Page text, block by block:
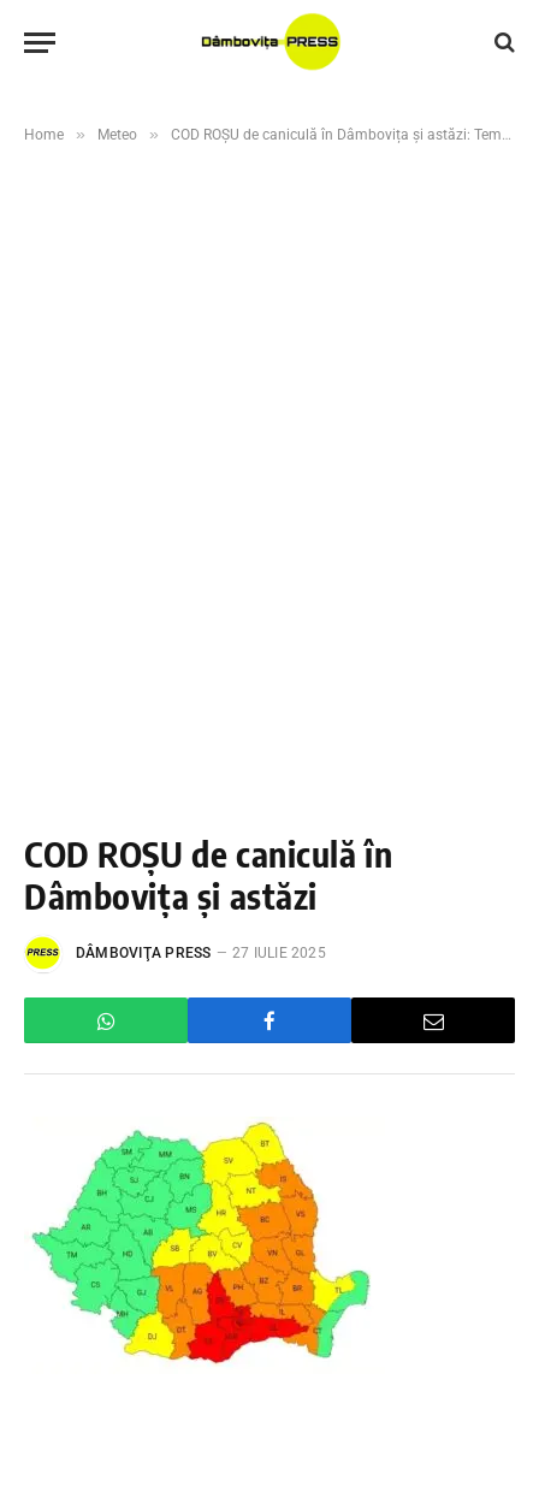
Home » Meteo » COD ROȘU de caniculă în Dâmbovița și astăzi: Temperaturile urcă până la 40°C, risc de incendii iar după-amiaza posibil furtuni violente
COD ROȘU de caniculă în
Dâmbovița și astăzi
DÂMBOVIŢA PRESS 27 IULIE 2025